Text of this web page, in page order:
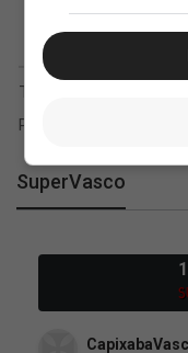
SuperVasco